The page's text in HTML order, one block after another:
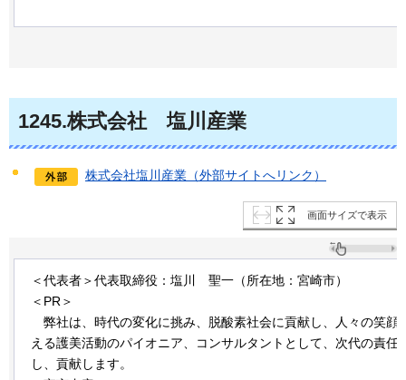
1245.株式会社 塩川産業
株式会社塩川産業（外部サイトへリンク）
画面サイズで表示
＜代表者＞代表取締役：塩川 聖一（所在地：宮崎市）
＜PR＞
弊社は、時代の変化に挑み、脱酸素社会に貢献し、人々の笑顔
える護美活動のパイオニア、コンサルタントとして、次代の責任
し、貢献します。